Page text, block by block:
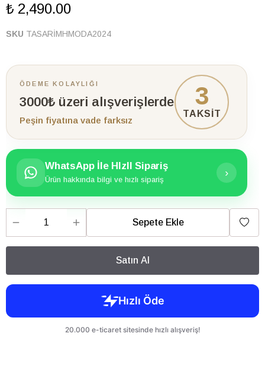
₺ 2,490.00
SKU TASARİMHMODA2024
ÖDEME KOLAYLIĞI
3000₺ üzeri alışverişlerde
Peşin fiyatına vade farksız
3
TAKSİT
WhatsApp İle HIzlI Sipariş
Ürün hakkında bilgi ve hızlı sipariş
›
Sepete Ekle
Satın Al